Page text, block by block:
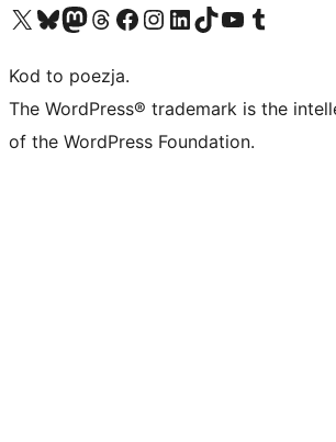
Odwiedź nasze konto X (dawniej Twitter)
Odwiedź nasze konto Bluesky
Odwiedź nasze konto na Mastodoncie
Odwiedź naszego Threadsa
Odwiedź naszego Facebooka
Odwiedź nasze konto na Instagramie
Odwiedź nasze konto na LinkedIn
Odwiedź naszego TikToka
Odwiedź nasz kanał YouTube
Odwiedź naszego Tumblra
Kod to poezja.
The WordPress® trademark is the
of the WordPress Foundation.